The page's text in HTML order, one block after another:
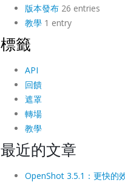
版本發布26 entries
教學1 entry
標籤
API
回饋
遮罩
轉場
教學
最近的文章
OpenShot 3.5.1：更快的